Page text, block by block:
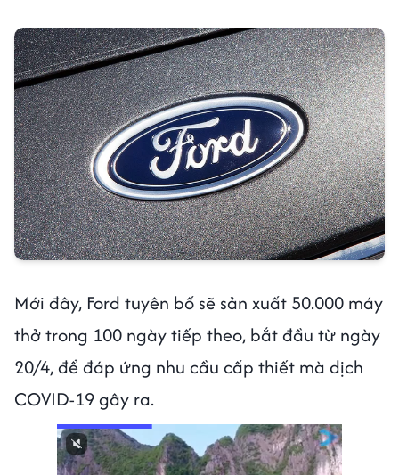
Mới đây, Ford tuyên bố sẽ sản xuất 50.000 máy
thở trong 100 ngày tiếp theo, bắt đầu từ ngày
20/4, để đáp ứng nhu cầu cấp thiết mà dịch
COVID-19 gây ra.